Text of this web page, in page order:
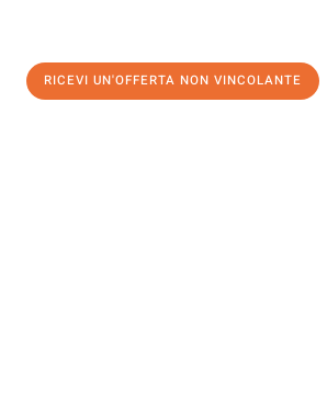
RICEVI UN'OFFERTA NON VINCOLANTE